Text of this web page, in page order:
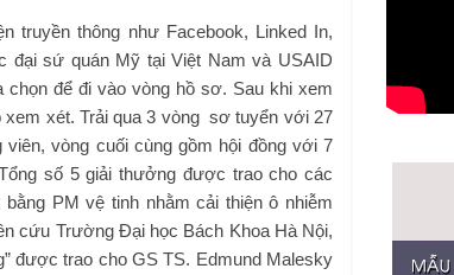
truyền thông như Facebook, Linked In,
đại sứ quán Mỹ tại Việt Nam và USAID
để đi vào vòng hồ sơ. Sau khi xem
xét. Trải qua 3 vòng sơ tuyển với 27
vòng cuối cùng gồm hội đồng với 7
số 5 giải thưởng được trao cho các
PM vệ tinh nhằm cải thiện ô nhiễm
cứu Trường Đại học Bách Khoa Hà Nội,
được trao cho GS TS. Edmund Malesky